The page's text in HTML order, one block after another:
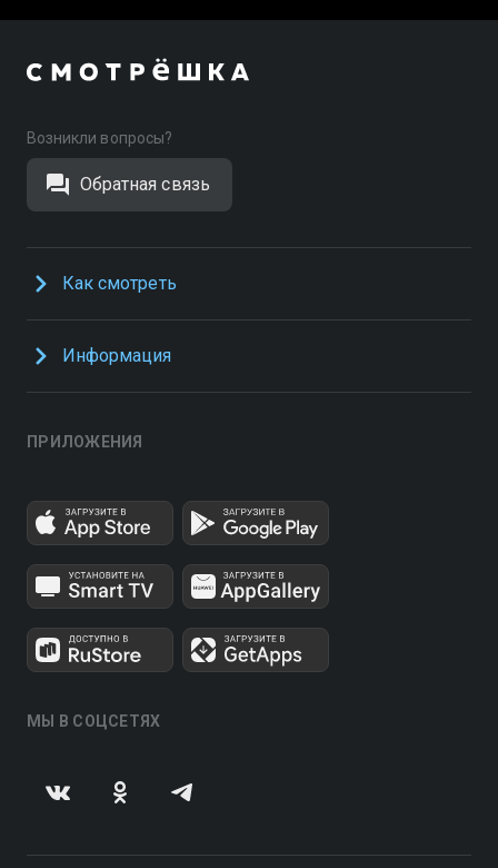
Возникли вопросы?
Обратная связь
Как смотреть
Информация
ПРИЛОЖЕНИЯ
МЫ В СОЦСЕТЯХ